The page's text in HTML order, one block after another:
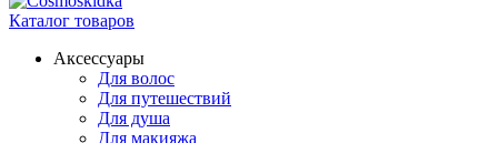
Каталог товаров
Аксессуары
Для волос
Для путешествий
Для душа
Для макияжа